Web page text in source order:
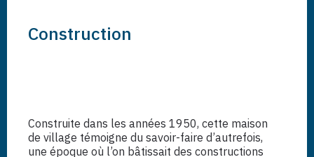
Construction
Construite dans lesannées 1950, cette maison
de village témoigne du savoir-faire d’autrefois,
une époque où l’on bâtissait des constructions